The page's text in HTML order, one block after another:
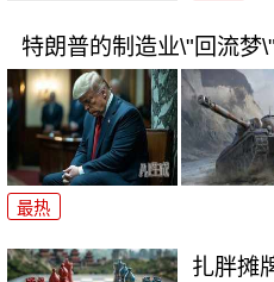
特朗普的制造业\"回流梦
最热
扎胖摊